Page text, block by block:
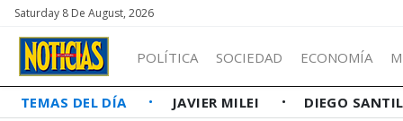
Saturday 8 De August, 2026
POLÍTICA SOCIEDAD ECONOMÍA
TEMAS DEL DÍA JAVIER MILEI DIEGO